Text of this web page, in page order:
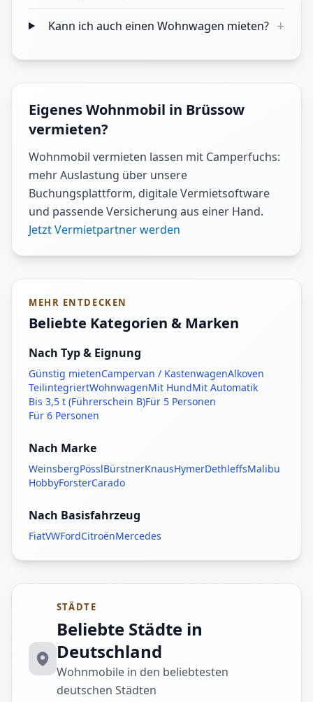
Kann ich auch einen Wohnwagen mieten? +
Eigenes Wohnmobil in Brüssow
vermieten?
Wohnmobil vermieten lassen mit Camperfuchs:
mehr Auslastung über unsere
Buchungsplattform, digitale Vermietsoftware
und passende Versicherung aus einer Hand.
Jetzt Vermietpartner werden
MEHR ENTDECKEN
Beliebte Kategorien & Marken
Nach Typ & Eignung
Günstig mietenCampervan / KastenwagenAlkoven
TeilintegriertWohnwagenMit HundMit Automatik
Bis 3,5 t (Führerschein B)Für 5 Personen
Für 6 Personen
Nach Marke
WeinsbergPösslBürstnerKnausHymerDethleffsMalibu
HobbyForsterCarado
Nach Basisfahrzeug
FiatVWFordCitroënMercedes
STÄDTE
Beliebte Städte in
Deutschland
Wohnmobile in den beliebtesten
deutschen Städten